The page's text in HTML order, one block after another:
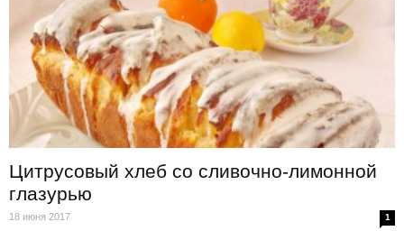
Цитрусовый хлеб со сливочно-лимонной
глазурью
18 июня 2017 1